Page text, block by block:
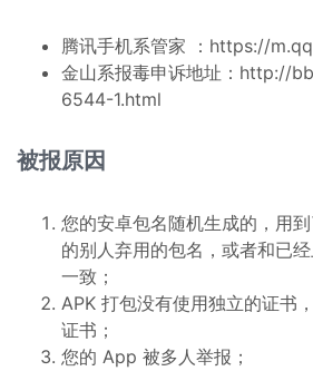
腾讯手机系管家 ：https://
金山系报毒申诉地址：http://
6544-1.html
被报原因
您的安卓包名随机生成的，用
的别人弃用的包名，或者和已
一致；
APK 打包没有使用独立的证书
证书；
您的 App 被多人举报；